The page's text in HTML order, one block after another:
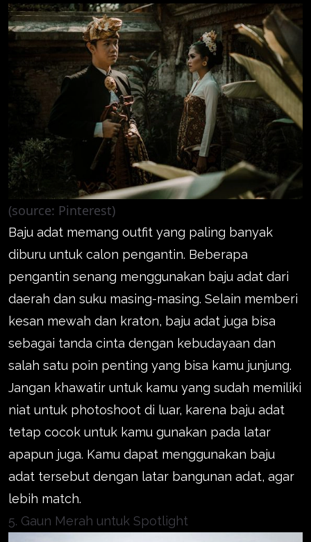
(source: Pinterest)
Baju adat memang outfit yang paling banyak
diburu untuk calon pengantin. Beberapa
pengantin senang menggunakan baju adat dari
daerah dan suku masing-masing. Selain memberi
kesan mewah dan kraton, baju adat juga bisa
sebagai tanda cinta dengan kebudayaan dan
salah satu poin penting yang bisa kamu junjung.
Jangan khawatir untuk kamu yang sudah memiliki
niat untuk photoshoot di luar, karena baju adat
tetap cocok untuk kamu gunakan pada latar
apapun juga. Kamu dapat menggunakan baju
adat tersebut dengan latar bangunan adat, agar
lebih match.
5. Gaun Merah untuk Spotlight